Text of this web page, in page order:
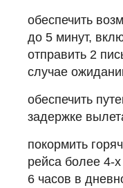
обеспечить
до 5 минут,
отправить 2
случае
обеспечить
задержке
покормить
рейса более 4-
6 часов в